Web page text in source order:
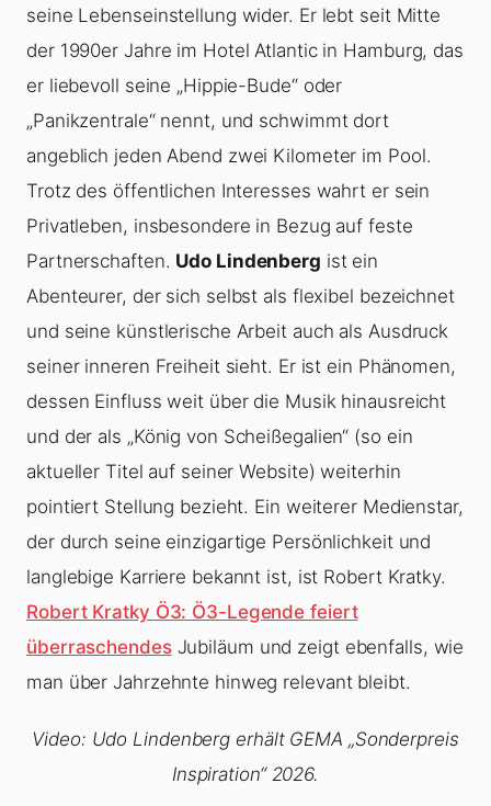
seine Lebenseinstellung wider. Er lebt seit Mitte
der 1990er Jahre im Hotel Atlantic in Hamburg, das
er liebevoll seine „Hippie-Bude“ oder
„Panikzentrale“ nennt, und schwimmt dort
angeblich jeden Abend zwei Kilometer im Pool.
Trotz des öffentlichen Interesses wahrt er sein
Privatleben, insbesondere in Bezug auf feste
Partnerschaften. Udo Lindenberg ist ein
Abenteurer, der sich selbst als flexibel bezeichnet
und seine künstlerische Arbeit auch als Ausdruck
seiner inneren Freiheit sieht. Er ist ein Phänomen,
dessen Einfluss weit über die Musik hinausreicht
und der als „König von Scheißegalien“ (so ein
aktueller Titel auf seiner Website) weiterhin
pointiert Stellung bezieht. Ein weiterer Medienstar,
der durch seine einzigartige Persönlichkeit und
langlebige Karriere bekannt ist, ist Robert Kratky.
Robert Kratky Ö3: Ö3-Legende feiert
überraschendesJubiläum und zeigt ebenfalls, wie
man über Jahrzehnte hinweg relevant bleibt.
Video: Udo Lindenberg erhält GEMA „Sonderpreis
Inspiration“ 2026.